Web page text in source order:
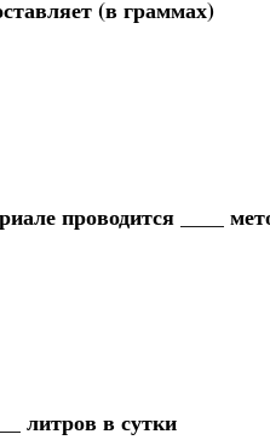
(в граммах)
проводится ____
литров в сутки